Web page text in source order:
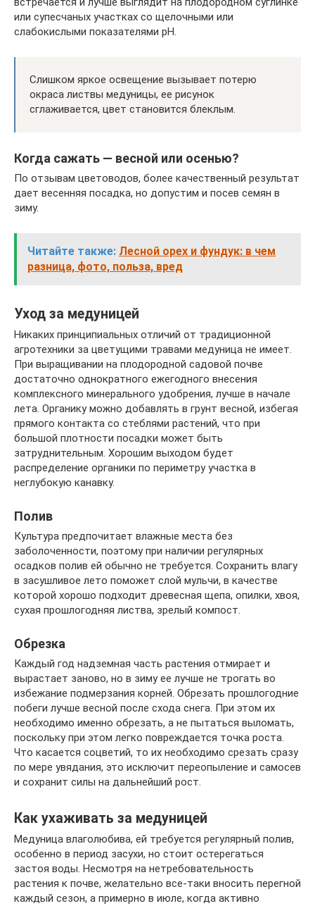
или супесчаных участках со щелочными или
слабокислыми показателями рН.
Слишком яркое освещение вызывает потерю
окраса листвы медуницы, ее рисунок
сглаживается, цвет становится блеклым.
Когда сажать — весной или осенью?
По отзывам цветоводов, более качественный результат
дает весенняя посадка, но допустим и посев семян в
зиму.
Читайте также: Лесной орех и фундук: в чем
разница, фото, польза, вред
Уход за медуницей
Никаких принципиальных отличий от традиционной
агротехники за цветущими травами медуница не имеет.
При выращивании на плодородной садовой почве
достаточно однократного ежегодного внесения
комплексного минерального удобрения, лучше в начале
лета. Органику можно добавлять в грунт весной, избегая
прямого контакта со стеблями растений, что при
большой плотности посадки может быть
затруднительным. Хорошим выходом будет
распределение органики по периметру участка в
неглубокую канавку.
Полив
Культура предпочитает влажные места без
заболоченности, поэтому при наличии регулярных
осадков полив ей обычно не требуется. Сохранить влагу
в засушливое лето поможет слой мульчи, в качестве
которой хорошо подходит древесная щепа, опилки, хвоя,
сухая прошлогодняя листва, зрелый компост.
Обрезка
Каждый год надземная часть растения отмирает и
вырастает заново, но в зиму ее лучше не трогать во
избежание подмерзания корней. Обрезать прошлогодние
побеги лучше весной после схода снега. При этом их
необходимо именно обрезать, а не пытаться выломать,
поскольку при этом легко повреждается точка роста.
Что касается соцветий, то их необходимо срезать сразу
по мере увядания, это исключит переопыление и самосев
и сохранит силы на дальнейший рост.
Как ухаживать за медуницей
Медуница влаголюбива, ей требуется регулярный полив,
особенно в период засухи, но стоит остерегаться
застоя воды. Несмотря на нетребовательность
растения к почве, желательно все-таки вносить перегной
каждый сезон, а примерно в июле, когда активно